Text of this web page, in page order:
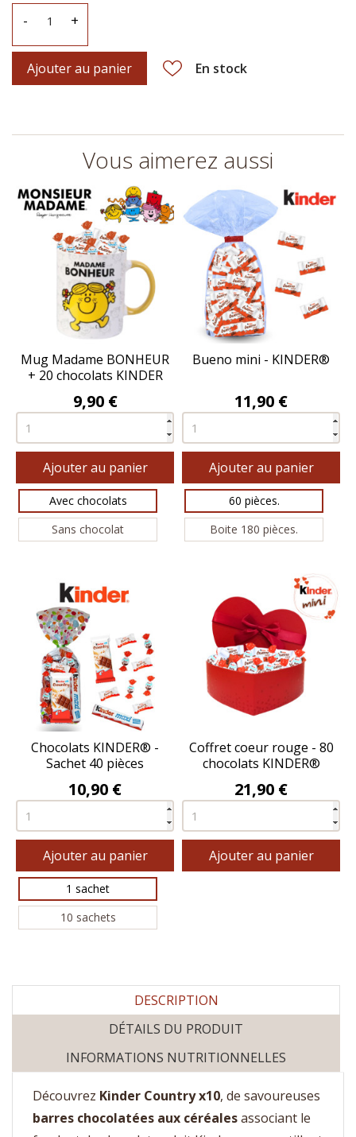
- +
Ajouter au panier En stock
Vous aimerez aussi
Mug Madame BONHEUR
+ 20 chocolats KINDER
Prix
9,90 €
Ajouter au panier
Avec chocolats
Sans chocolat
Bueno mini - KINDER®
Prix
11,90 €
Ajouter au panier
60 pièces.
Boite 180 pièces.
Chocolats KINDER® -
Sachet 40 pièces
Prix
10,90 €
Ajouter au panier
1 sachet
10 sachets
Coffret coeur rouge - 80
chocolats KINDER®
Prix
21,90 €
Ajouter au panier
DESCRIPTION
DÉTAILS DU PRODUIT
INFORMATIONS NUTRITIONNELLES
Découvrez Kinder Country x10, de savoureuses
barres chocolatées aux céréalesassociant le